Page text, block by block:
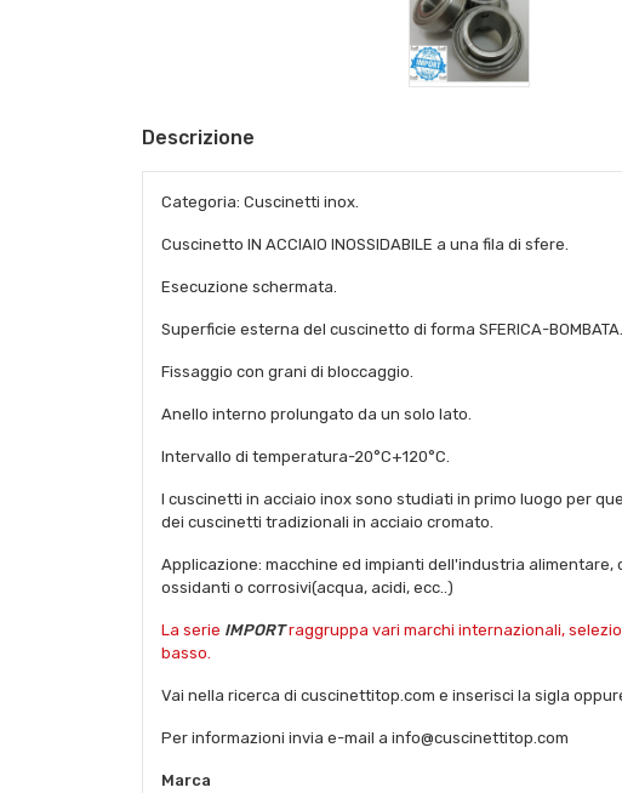
Descrizione
Categoria: Cuscinetti inox.
Cuscinetto IN ACCIAIO INOSSIDABILE a una fila di sfere.
Esecuzione schermata.
Superficie esterna del cuscinetto di forma SFERICA-BOMBATA.
Fissaggio con grani di bloccaggio.
Anello interno prolungato da un solo lato.
Intervallo di temperatura-20°C+120°C.
I cuscinetti in acciaio inox sono studiati in primo luogo per
dei cuscinetti tradizionali in acciaio cromato.
Applicazione: macchine ed impianti dell'industria
ossidanti o corrosivi(acqua, acidi, ecc..)
La serie IMPORTraggruppa vari marchi internazionali,
basso.
Vai nella ricerca di cuscinettitop.com e inserisci la sigla
Per informazioni invia e-mail a info@cuscinettitop.com
Marca